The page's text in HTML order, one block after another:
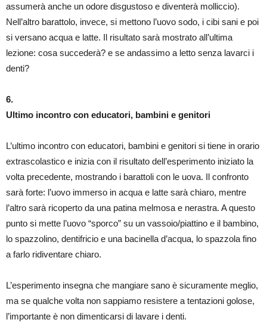
assumerà anche un odore disgustoso e diventerà molliccio).
Nell’altro barattolo, invece, si mettono l’uovo sodo, i cibi sani e poi
si versano acqua e latte. Il risultato sarà mostrato all’ultima
lezione: cosa succederà? e se andassimo a letto senza lavarci i
denti?
6.
Ultimo incontro con educatori, bambini e genitori
L’ultimo incontro con educatori, bambini e genitori si tiene in orario
extrascolastico e inizia con il risultato dell’esperimento iniziato la
volta precedente, mostrando i barattoli con le uova. Il confronto
sarà forte: l’uovo immerso in acqua e latte sarà chiaro, mentre
l’altro sarà ricoperto da una patina melmosa e nerastra. A questo
punto si mette l’uovo “sporco” su un vassoio/piattino e il bambino,
lo spazzolino, dentifricio e una bacinella d’acqua, lo spazzola fino
a farlo ridiventare chiaro.
L’esperimento insegna che mangiare sano è sicuramente meglio,
ma se qualche volta non sappiamo resistere a tentazioni golose,
l’importante è non dimenticarsi di lavare i denti.